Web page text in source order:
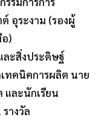
อุระงาม (รองผู้
)
ะสิ่งประดิษฐ์
ทคนิคการผลิต นาย
และนักเรียน
างวัล